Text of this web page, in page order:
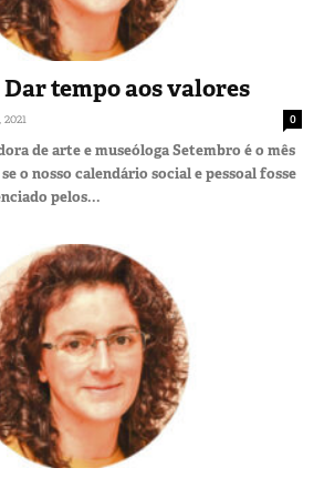
tempo aos valores
0
de arte e museóloga Setembro é o mês
o nosso calendário social e pessoal fosse
pelos...